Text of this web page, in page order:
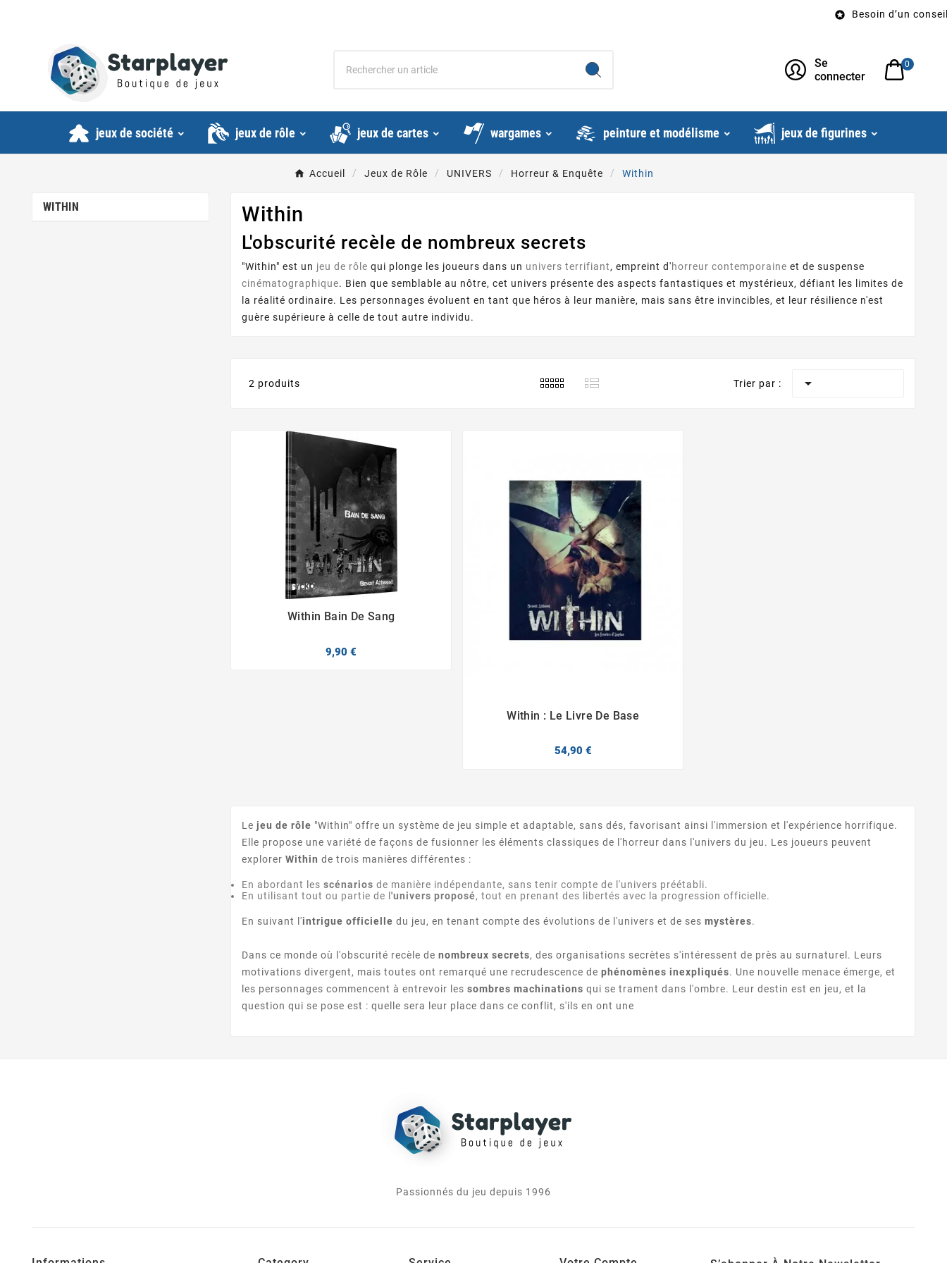
Besoin d’un conseil?
Se
connecter
0
jeux de société jeux de rôle jeux de cartes wargames peinture et modélisme jeux de figurines
Accueil Jeux de Rôle UNIVERS Horreur & Enquête Within
WITHIN Within
L'obscurité recèle de nombreux secrets
"Within" est un jeu de rôle qui plonge les joueurs dans un univers terrifiant, empreint d'horreur contemporaine et de suspense
cinématographique. Bien que semblable au nôtre, cet univers présente des aspects fantastiques et mystérieux, défiant les limites de
la réalité ordinaire. Les personnages évoluent en tant que héros à leur manière, mais sans être invincibles, et leur résilience n'est
guère supérieure à celle de tout autre individu.
2 produits Trier par : 
Within Bain De Sang
9,90 €
Within : Le Livre De Base
54,90 €
Le jeu de rôle "Within" offre un système de jeu simple et adaptable, sans dés, favorisant ainsi l'immersion et l'expérience horrifique.
Elle propose une variété de façons de fusionner les éléments classiques de l'horreur dans l'univers du jeu. Les joueurs peuvent
explorerWithin de trois manières différentes :
En abordant lesscénarios de manière indépendante, sans tenir compte de l'univers préétabli.
En utilisant tout ou partie de l'univers proposé, tout en prenant des libertés avec la progression officielle.
En suivant l'intrigue officielle du jeu, en tenant compte des évolutions de l'univers et de sesmystères.
Dans ce monde où l'obscurité recèle denombreux secrets, des organisations secrètes s'intéressent de près au surnaturel. Leurs
motivations divergent, mais toutes ont remarqué une recrudescence dephénomènes inexpliqués. Une nouvelle menace émerge, et
les personnages commencent à entrevoir lessombres machinations qui se trament dans l'ombre. Leur destin est en jeu, et la
question qui se pose est : quelle sera leur place dans ce conflit, s'ils en ont une
Passionnés du jeu depuis 1996